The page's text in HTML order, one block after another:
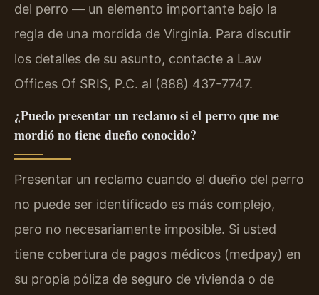
del perro — un elemento importante bajo la
regla de una mordida de Virginia. Para discutir
los detalles de su asunto, contacte a Law
Offices Of SRIS, P.C. al (888) 437-7747.
¿Puedo presentar un reclamo si el perro que me
mordió no tiene dueño conocido?
Presentar un reclamo cuando el dueño del perro
no puede ser identificado es más complejo,
pero no necesariamente imposible. Si usted
tiene cobertura de pagos médicos (medpay) en
su propia póliza de seguro de vivienda o de